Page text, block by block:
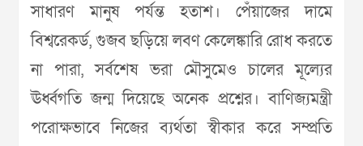
সাধারণ মানুষ পর্যন্ত হতাশ। পেঁয়াজের দামে
বিশ্বরেকর্ড, গুজব ছড়িয়ে লবণ কেলেঙ্কারি রোধ করতে
না পারা, সর্বশেষ ভরা মৌসুমেও চালের মূল্যের
ঊর্ধ্বগতি জন্ম দিয়েছে অনেক প্রশ্নের। বাণিজ্যমন্ত্রী
পরোক্ষভাবে নিজের ব্যর্থতা স্বীকার করে সম্প্রতি